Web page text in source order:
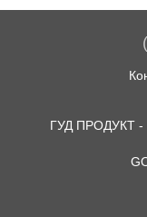
ГУД ПРОДУКТ -